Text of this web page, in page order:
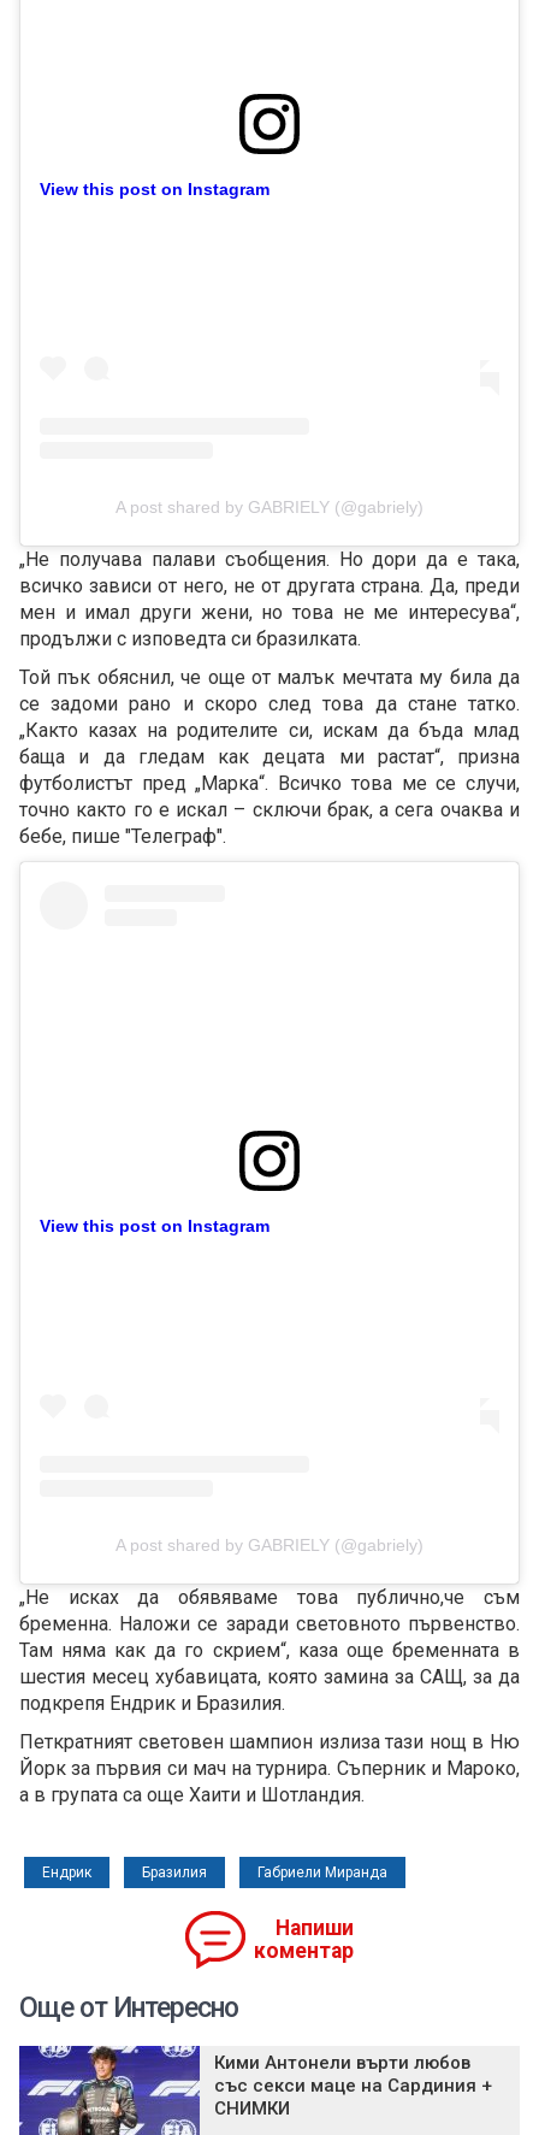
View this post on Instagram
A post shared by GABRIELY (@gabriely)
„Не получава палави съобщения. Но дори да е така,
всичко зависи от него, не от другата страна. Да, преди
мен и имал други жени, но това не ме интересува“,
продължи с изповедта си бразилката.
Той пък обяснил, че още от малък мечтата му била да
се задоми рано и скоро след това да стане татко.
„Както казах на родителите си, искам да бъда млад
баща и да гледам как децата ми растат“, призна
футболистът пред „Марка“. Всичко това ме се случи,
точно както го е искал – сключи брак, а сега очаква и
бебе, пише "Телеграф".
View this post on Instagram
A post shared by GABRIELY (@gabriely)
„Не исках да обявяваме това публично,че съм
бременна. Наложи се заради световното първенство.
Там няма как да го скрием“, каза още бременната в
шестия месец хубавицата, която замина за САЩ, за да
подкрепя Ендрик и Бразилия.
Петкратният световен шампион излиза тази нощ в Ню
Йорк за първия си мач на турнира. Съперник и Мароко,
а в групата са още Хаити и Шотландия.
Ендрик Бразилия Габриели Миранда
Напиши
коментар
Още от Интересно
Кими Антонели върти любов
със секси маце на Сардиния +
СНИМКИ